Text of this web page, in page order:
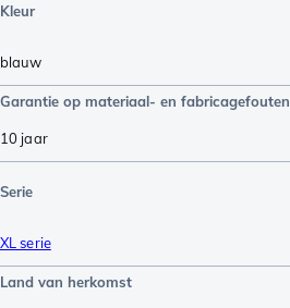
Kleur
blauw
Garantie op materiaal- en fabricagefouten
10 jaar
Serie
XL serie
Land van herkomst